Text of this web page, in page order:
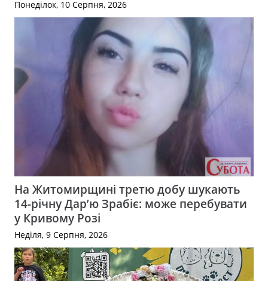
Понеділок, 10 Серпня, 2026
На Житомирщині третю добу шукають
14-річну Дар’ю Зрабіє: може перебувати
у Кривому Розі
Неділя, 9 Серпня, 2026